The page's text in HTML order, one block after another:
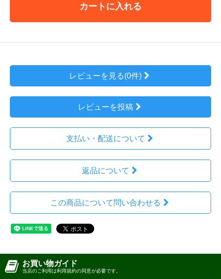
カートに入れる
レビューを見る(0件)
レビューを投稿
支払い・配送について
返品について
この商品について問い合わせる
お買い物ガイド
当店のご利用は利用規約の同意が必要です。